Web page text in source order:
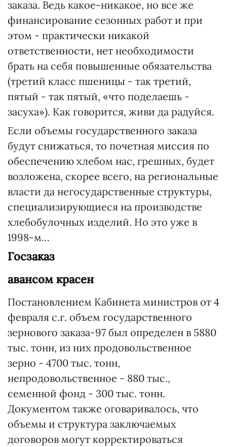
заказа. Ведь какое-никакое, но все же
финансирование сезонных работ и при
этом - практически никакой
ответственности, нет необходимости
брать на себя повышенные обязательства
(третий класс пшеницы - так третий,
пятый - так пятый, «что поделаешь -
засуха»). Как говорится, живи да радуйся.
Если объемы государственного заказа
будут снижаться, то почетная миссия по
обеспечению хлебом нас, грешных, будет
возложена, скорее всего, на региональные
власти да негосударственные структуры,
специализирующиеся на производстве
хлебобулочных изделий. Но это уже в
1998-м…
Госзаказ
авансом красен
Постановлением Кабинета министров от 4
февраля с.г. объем государственного
зернового заказа-97 был определен в 5880
тыс. тонн, из них продовольственное
зерно - 4700 тыс. тонн,
непродовольственное - 880 тыс.,
семенной фонд - 300 тыс. тонн.
Документом также оговаривалось, что
объемы и структура заключаемых
договоров могут корректироваться